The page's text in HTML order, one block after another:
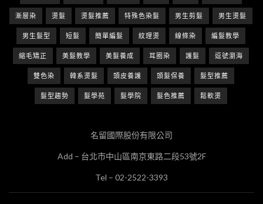
漸層染 燙髮 燙髮推薦 特殊色染髮 男生剪髮 男生燙髮
男生髮型 短髮 簡單編髮 紋理燙 線條染 編髮教學
縮毛矯正 美髮教學 美髮養成 耳圈染 護髮 逗號瀏海
雙色染 韓系燙髮 頭皮養護 頭髮保養 髮型推薦
髮型趨勢 髮學苑 髮學院 髮色推薦 鬆軟燙
名留國際股份有限公司
Add – 台北市中山區南京東路二段53號2F
Tel – 02-2522-3393